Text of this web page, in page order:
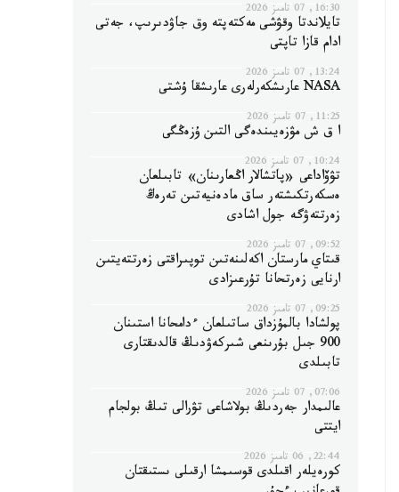
16:30, 07 تامىز 2026
تايلاندتا وقۋشى مەكتەپتە وق جاۋدىرىپ، جەتى
ادام قازا تاپتى
13:24, 07 تامىز 2026
NASA عارىشكەرلەرى عارىشقا ۇشتى
11:25, 07 تامىز 2026
ا ق ش مۋزەيىندەگى التىن ۇزەڭگى
10:24, 07 تامىز 2026
تۋۆاداعى «پاتشالار اڭعارىنان» تابىلعان
ەسكەرتكىشتەر ساق مادەنيەتىن تەرەڭ
زەرتتەۋگە جول اشادى
09:52, 07 تامىز 2026
قىتاي مارستان اكەلىنەتىن توپىراقتى زەرتتەيتىن
ارنايى زەرتحانا تۇرعىزادى
09:25, 07 تامىز 2026
پولشادا بالمۇزداق ساتىلعان ءدامحانا استىنان
900 جىل بۇرىنعى شىركەۋدىڭ قالدىقتارى
تابىلدى
07:06, 07 تامىز 2026
عالىمدار جەردىڭ بولاشاعى تۋرالى تىڭ بولجام
ايتتى
22:44, 06 تامىز 2026
كورەيلەر اقىلدى قوسىمشا ارقىلى ىستىقتان